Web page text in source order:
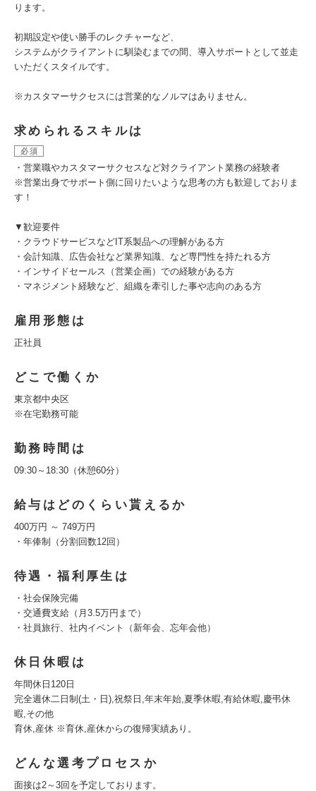
ります。
初期設定や使い勝手のレクチャーなど、
システムがクライアントに馴染むまでの間、導入サポートとして並走
いただくスタイルです。
※カスタマーサクセスには営業的なノルマはありません。
求められるスキルは
必須
・営業職やカスタマーサクセスなど対クライアント業務の経験者
※営業出身でサポート側に回りたいような思考の方も歓迎しておりま
す！
▼歓迎要件
・クラウドサービスなどIT系製品への理解がある方
・会計知識、広告会社など業界知識、など専門性を持たれる方
・インサイドセールス（営業企画）での経験がある方
・マネジメント経験など、組織を牽引した事や志向のある方
雇用形態は
正社員
どこで働くか
東京都中央区
※在宅勤務可能
勤務時間は
09:30～18:30（休憩60分）
給与はどのくらい貰えるか
400万円 ～ 749万円
・年俸制（分割回数12回）
待遇・福利厚生は
・社会保険完備
・交通費支給（月3.5万円まで）
・社員旅行、社内イベント（新年会、忘年会他）
休日休暇は
年間休日120日
完全週休二日制(土・日),祝祭日,年末年始,夏季休暇,有給休暇,慶弔休
暇,その他
育休,産休 ※育休,産休からの復帰実績あり。
どんな選考プロセスか
面接は2～3回を予定しております。